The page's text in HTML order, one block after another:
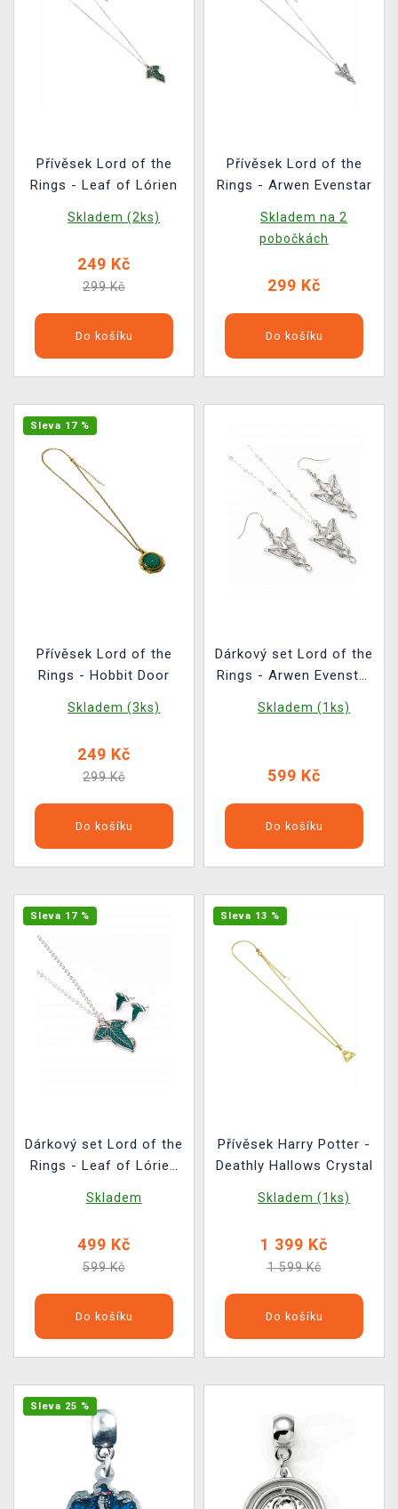
Přívěsek Lord of the
Rings - Leaf of Lórien
Skladem (2ks)
249 Kč
299 Kč
Do košíku
Přívěsek Lord of the
Rings - Arwen Evenstar
Skladem na 2
pobočkách
299 Kč
Do košíku
Sleva 17 %
Přívěsek Lord of the
Rings - Hobbit Door
Skladem (3ks)
249 Kč
299 Kč
Do košíku
Dárkový set Lord of the
Rings - Arwen Evenstar
Skladem (1ks)
599 Kč
Do košíku
Sleva 17 %
Dárkový set Lord of the
Rings - Leaf of Lórien
Skladem
499 Kč
599 Kč
Do košíku
Sleva 13 %
Přívěsek Harry Potter -
Deathly Hallows Crystal
Skladem (1ks)
1 399 Kč
1 599 Kč
Do košíku
Sleva 25 %